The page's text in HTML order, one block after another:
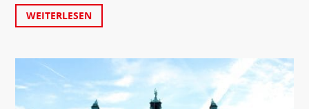
WEITERLESEN